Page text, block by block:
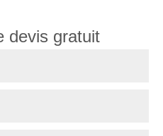
devis gratuit